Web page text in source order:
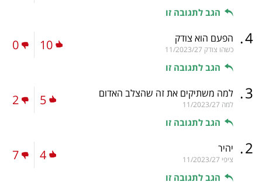
הגב לתגובה זו
4
. הפעם הוא צודק
כשהו צודק 11/2023/27
הגב לתגובה זו
10
0
3
. למה משתיקים את זה שהצלב האדום
למה 11/2023/27
הגב לתגובה זו
5
2
2
. יהיר
ציפי 11/2023/27
הגב לתגובה זו
4
7